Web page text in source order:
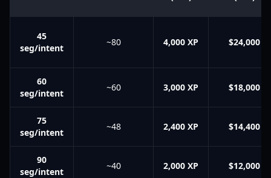
45
seg/intent
~80 4,000 XP $24,000
60
seg/intent
~60 3,000 XP $18,000
75
seg/intent
~48 2,400 XP $14,400
90
seg/intent
~40 2,000 XP $12,000